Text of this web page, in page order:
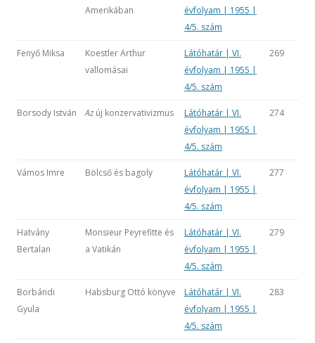
Amerikában
évfolyam | 1955 |
4/5. szám
Fenyő Miksa
Koestler Arthur
vallomásai
Látóhatár | VI.
évfolyam | 1955 |
4/5. szám
269
Borsody István Az új konzervativizmus
Látóhatár | VI.
évfolyam | 1955 |
4/5. szám
274
Vámos Imre Bölcső és bagoly
Látóhatár | VI.
évfolyam | 1955 |
4/5. szám
277
Hatvány
Bertalan
Monsieur Peyrefitte és
a Vatikán
Látóhatár | VI.
évfolyam | 1955 |
4/5. szám
279
Borbándi
Gyula
Habsburg Ottó könyve
Látóhatár | VI.
évfolyam | 1955 |
4/5. szám
283